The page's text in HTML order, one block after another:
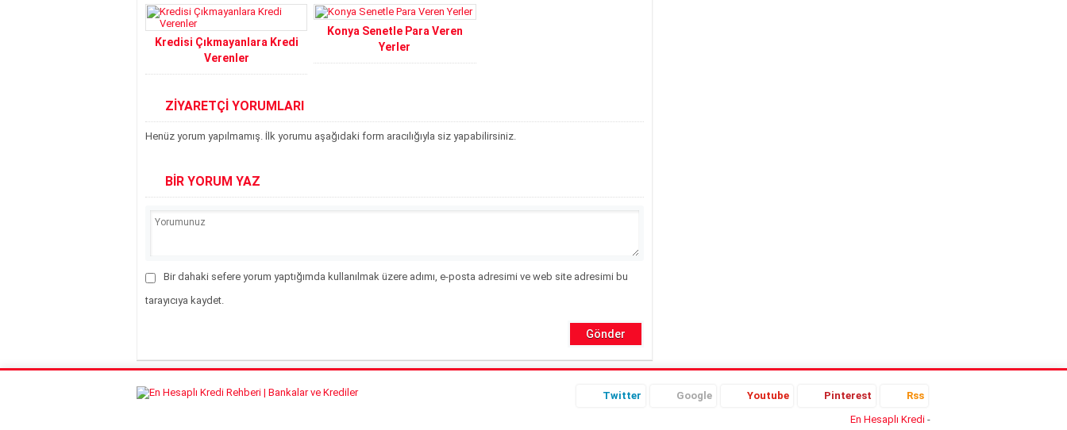
Kredisi Çıkmayanlara Kredi
Verenler
Konya Senetle Para Veren
Yerler
ZİYARETÇİ YORUMLARI
Henüz yorum yapılmamış. İlk yorumu aşağıdaki form aracılığıyla siz yapabilirsiniz.
BİR YORUM YAZ
Bir dahaki sefere yorum yaptığımda kullanılmak üzere adımı, e-posta adresimi ve web site adresimi bu
tarayıcıya kaydet.
Twitter Google Youtube Pinterest
Rss
En Hesaplı Kredi -